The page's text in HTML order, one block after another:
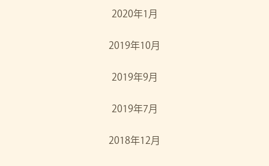
2020年1月
2019年10月
2019年9月
2019年7月
2018年12月